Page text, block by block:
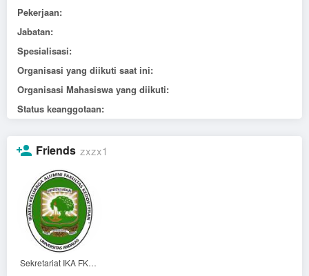
Pekerjaan:
Jabatan:
Spesialisasi:
Organisasi yang diikuti saat ini:
Organisasi Mahasiswa yang diikuti:
Status keanggotaan:
Friends zxzx1
Sekretariat IKA FK UNAND